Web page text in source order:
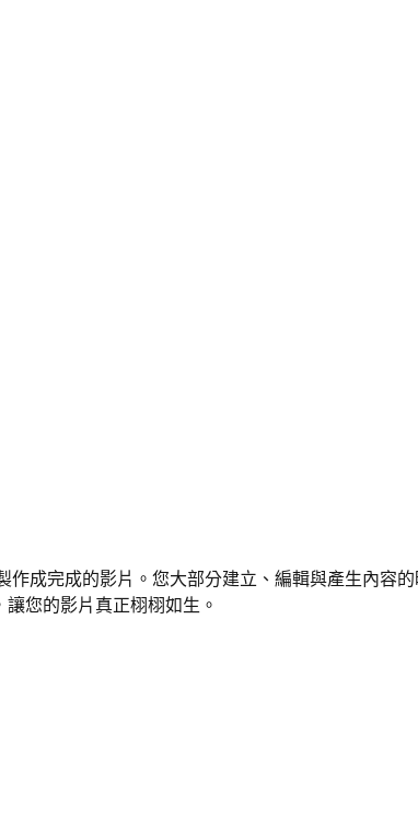
成完成的影片。您大部分建立、編輯與產生內容
您的影片真正栩栩如生。